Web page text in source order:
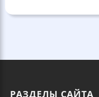
РАЗДЕЛЫ САЙТА